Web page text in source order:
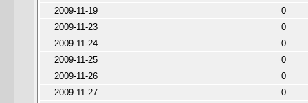
2009-11-19
0
2009-11-23
0
2009-11-24
0
2009-11-25
0
2009-11-26
0
2009-11-27
0